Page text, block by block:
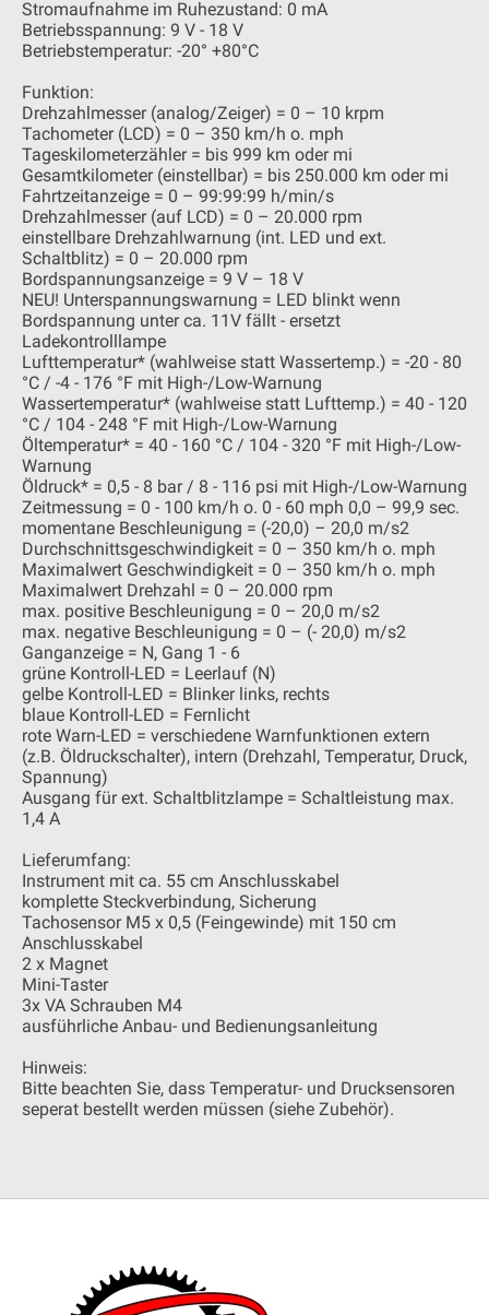
Stromaufnahme im Ruhezustand: 0 mA
Betriebsspannung: 9 V - 18 V
Betriebstemperatur: -20° +80°C
Funktion:
Drehzahlmesser (analog/Zeiger) = 0 – 10 krpm
Tachometer (LCD) = 0 – 350 km/h o. mph
Tageskilometerzähler = bis 999 km oder mi
Gesamtkilometer (einstellbar) = bis 250.000 km oder mi
Fahrtzeitanzeige = 0 – 99:99:99 h/min/s
Drehzahlmesser (auf LCD) = 0 – 20.000 rpm
einstellbare Drehzahlwarnung (int. LED und ext.
Schaltblitz) = 0 – 20.000 rpm
Bordspannungsanzeige = 9 V – 18 V
NEU! Unterspannungswarnung = LED blinkt wenn
Bordspannung unter ca. 11V fällt - ersetzt
Ladekontrolllampe
Lufttemperatur* (wahlweise statt Wassertemp.) = -20 - 80
°C / -4 - 176 °F mit High-/Low-Warnung
Wassertemperatur* (wahlweise statt Lufttemp.) = 40 - 120
°C / 104 - 248 °F mit High-/Low-Warnung
Öltemperatur* = 40 - 160 °C / 104 - 320 °F mit High-/Low-
Warnung
Öldruck* = 0,5 - 8 bar / 8 - 116 psi mit High-/Low-Warnung
Zeitmessung = 0 - 100 km/h o. 0 - 60 mph 0,0 – 99,9 sec.
momentane Beschleunigung = (-20,0) – 20,0 m/s2
Durchschnittsgeschwindigkeit = 0 – 350 km/h o. mph
Maximalwert Geschwindigkeit = 0 – 350 km/h o. mph
Maximalwert Drehzahl = 0 – 20.000 rpm
max. positive Beschleunigung = 0 – 20,0 m/s2
max. negative Beschleunigung = 0 – (- 20,0) m/s2
Ganganzeige = N, Gang 1 - 6
grüne Kontroll-LED = Leerlauf (N)
gelbe Kontroll-LED = Blinker links, rechts
blaue Kontroll-LED = Fernlicht
rote Warn-LED = verschiedene Warnfunktionen extern
(z.B. Öldruckschalter), intern (Drehzahl, Temperatur, Druck,
Spannung)
Ausgang für ext. Schaltblitzlampe = Schaltleistung max.
1,4 A
Lieferumfang:
Instrument mit ca. 55 cm Anschlusskabel
komplette Steckverbindung, Sicherung
Tachosensor M5 x 0,5 (Feingewinde) mit 150 cm
Anschlusskabel
2 x Magnet
Mini-Taster
3x VA Schrauben M4
ausführliche Anbau- und Bedienungsanleitung
Hinweis:
Bitte beachten Sie, dass Temperatur- und Drucksensoren
seperat bestellt werden müssen (siehe Zubehör).